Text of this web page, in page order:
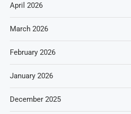
April 2026
March 2026
February 2026
January 2026
December 2025